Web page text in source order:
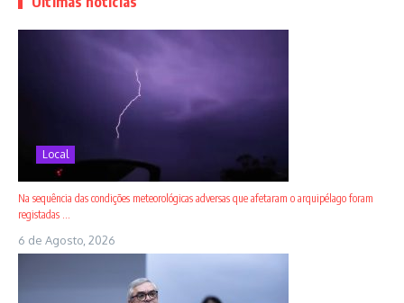
Local
Na sequência das condições meteorológicas adversas que afetaram o arquipélago foram
registadas ...
6 de Agosto, 2026